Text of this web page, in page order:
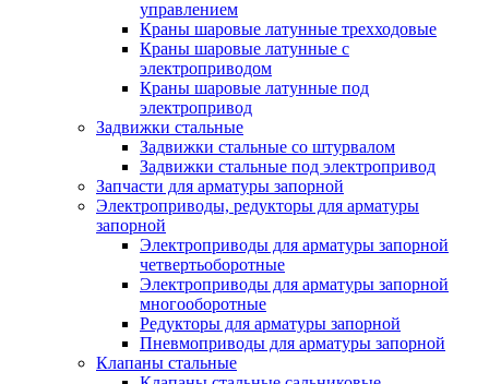
управлением
Краны шаровые латунные трехходовые
Краны шаровые латунные с
электроприводом
Краны шаровые латунные под
электропривод
Задвижки стальные
Задвижки стальные со штурвалом
Задвижки стальные под электропривод
Запчасти для арматуры запорной
Электроприводы, редукторы для арматуры
запорной
Электроприводы для арматуры запорной
четвертьоборотные
Электроприводы для арматуры запорной
многооборотные
Редукторы для арматуры запорной
Пневмоприводы для арматуры запорной
Клапаны стальные